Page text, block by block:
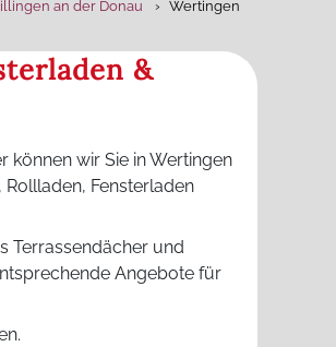
an der Donau Wertingen
&
können wir Sie in Wertingen
Fensterladen
Terrassendächer und
Angebote für